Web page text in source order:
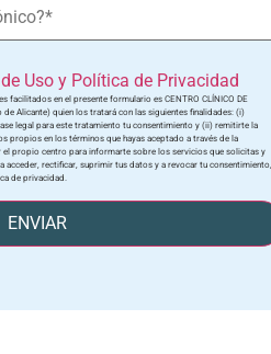
Uso y Política de Privacidad
facilitados en el presente formulario es CENTRO CLÍNICO DE
de Alicante) quien los tratará con las siguientes finalidades: (i)
legal para este tratamiento tu consentimiento y (ii) remitirte la
propios en los términos que hayas aceptado a través de la
propio centro para informarte sobre los servicios que solicitas y
rectificar, suprimir tus datos y a revocar tu consentimiento,
de privacidad.
ENVIAR